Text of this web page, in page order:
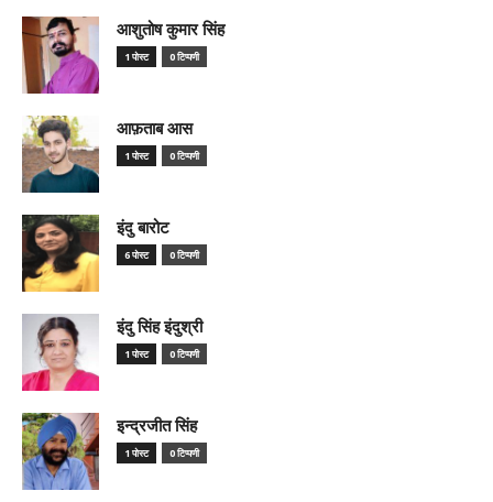
आशुतोष कुमार सिंह
1 पोस्ट 0 टिप्पणी
आफ़ताब आस
1 पोस्ट 0 टिप्पणी
इंदु बारोट
6 पोस्ट 0 टिप्पणी
इंदु सिंह इंदुश्री
1 पोस्ट 0 टिप्पणी
इन्द्रजीत सिंह
1 पोस्ट 0 टिप्पणी